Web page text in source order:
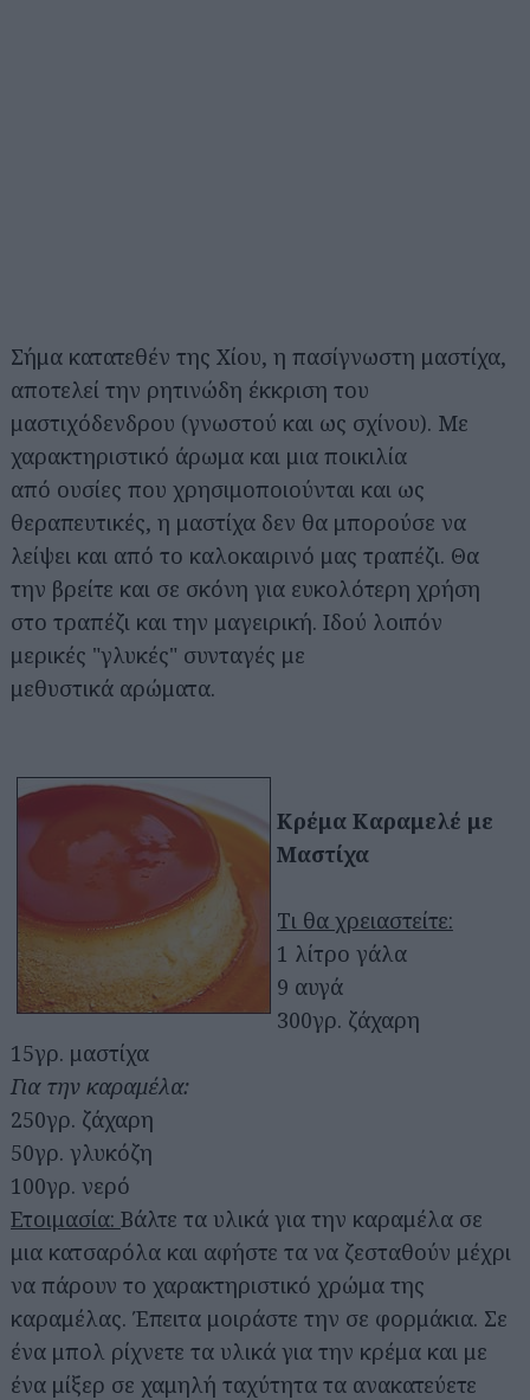
Σήμα κατατεθέν της Χίου, η πασίγνωστη μαστίχα,
αποτελεί την ρητινώδη έκκριση του
μαστιχόδενδρου (γνωστού και ως σχίνου). Με
χαρακτηριστικό άρωμα και μια ποικιλία
από ουσίες που χρησιμοποιούνται και ως
θεραπευτικές, η μαστίχα δεν θα μπορούσε να
λείψει και από το καλοκαιρινό μας τραπέζι. Θα
την βρείτε και σε σκόνη για ευκολότερη χρήση
στο τραπέζι και την μαγειρική. Ιδού λοιπόν
μερικές "γλυκές" συνταγές με
μεθυστικά αρώματα.
Κρέμα Καραμελέ με
Μαστίχα
Τι θα χρειαστείτε:
1 λίτρο γάλα
9 αυγά
300γρ. ζάχαρη
15γρ. μαστίχα
Για την καραμέλα:
250γρ. ζάχαρη
50γρ. γλυκόζη
100γρ. νερό
Ετοιμασία: Βάλτε τα υλικά για την καραμέλα σε
μια κατσαρόλα και αφήστε τα να ζεσταθούν μέχρι
να πάρουν το χαρακτηριστικό χρώμα της
καραμέλας. Έπειτα μοιράστε την σε φορμάκια. Σε
ένα μπολ ρίχνετε τα υλικά για την κρέμα και με
ένα μίξερ σε χαμηλή ταχύτητα τα ανακατεύετε